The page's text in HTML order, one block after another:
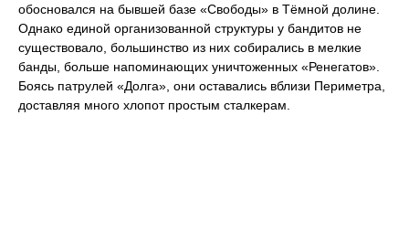
обосновался на бывшей базе «Свободы» в Тёмной долине.
Однако единой организованной структуры у бандитов не
существовало, большинство из них собирались в мелкие
банды, больше напоминающих уничтоженных «Ренегатов».
Боясь патрулей «Долга», они оставались вблизи Периметра,
доставляя много хлопот простым сталкерам.